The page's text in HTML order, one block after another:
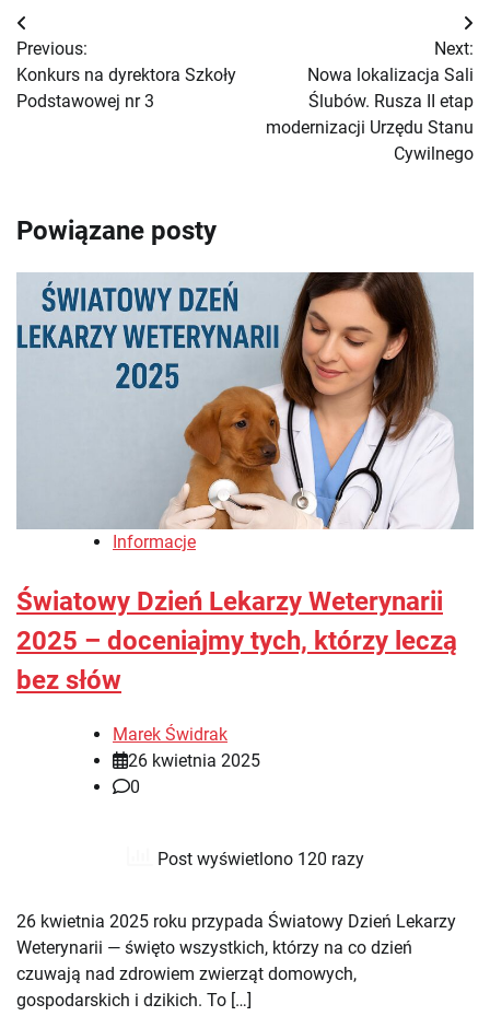
Nawigacja
wpisu
Previous:
Konkurs na dyrektora Szkoły
Podstawowej nr 3
Next:
Nowa lokalizacja Sali
Ślubów. Rusza II etap
modernizacji Urzędu Stanu
Cywilnego
Powiązane posty
Informacje
Światowy Dzień Lekarzy Weterynarii
2025 – doceniajmy tych, którzy leczą
bez słów
Marek Świdrak
26 kwietnia 2025
0
Post wyświetlono 120 razy
26 kwietnia 2025 roku przypada Światowy Dzień Lekarzy
Weterynarii — święto wszystkich, którzy na co dzień
czuwają nad zdrowiem zwierząt domowych,
gospodarskich i dzikich. To […]